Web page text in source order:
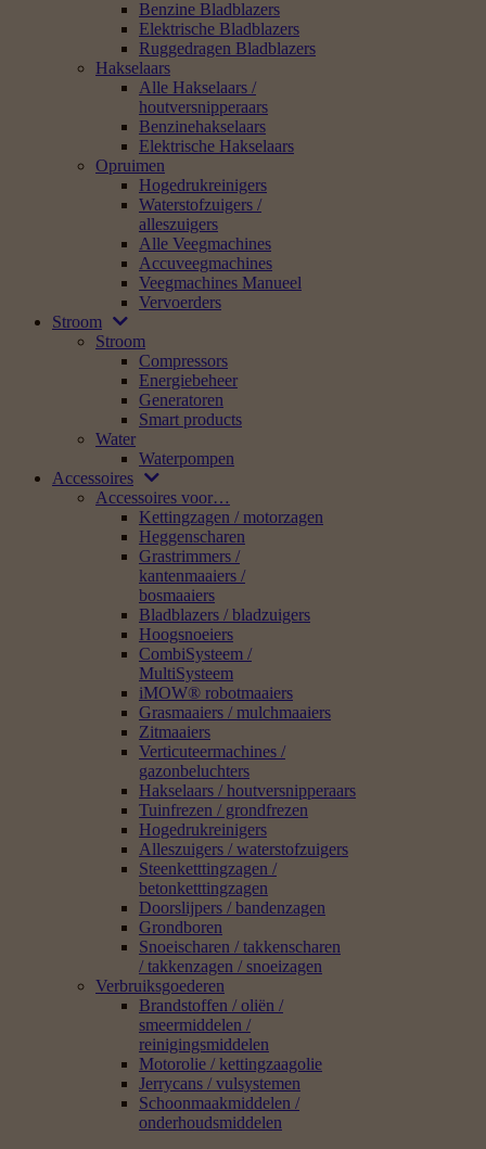
Benzine Bladblazers
Elektrische Bladblazers
Ruggedragen Bladblazers
Hakselaars
Alle Hakselaars /
houtversnipperaars
Benzinehakselaars
Elektrische Hakselaars
Opruimen
Hogedrukreinigers
Waterstofzuigers /
alleszuigers
Alle Veegmachines
Accuveegmachines
Veegmachines Manueel
Vervoerders
Stroom
Stroom
Compressors
Energiebeheer
Generatoren
Smart products
Water
Waterpompen
Accessoires
Accessoires voor…
Kettingzagen / motorzagen
Heggenscharen
Grastrimmers /
kantenmaaiers /
bosmaaiers
Bladblazers / bladzuigers
Hoogsnoeiers
CombiSysteem /
MultiSysteem
iMOW® robotmaaiers
Grasmaaiers / mulchmaaiers
Zitmaaiers
Verticuteermachines /
gazonbeluchters
Hakselaars / houtversnipperaars
Tuinfrezen / grondfrezen
Hogedrukreinigers
Alleszuigers / waterstofzuigers
Steenketttingzagen /
betonketttingzagen
Doorslijpers / bandenzagen
Grondboren
Snoeischaren / takkenscharen
/ takkenzagen / snoeizagen
Verbruiksgoederen
Brandstoffen / oliën /
smeermiddelen /
reinigingsmiddelen
Motorolie / kettingzaagolie
Jerrycans / vulsystemen
Schoonmaakmiddelen /
onderhoudsmiddelen